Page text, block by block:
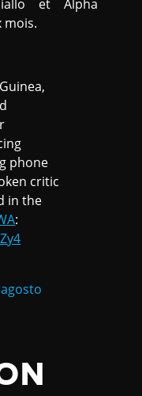
et Alpha
mois.
phone
critic
in the
: